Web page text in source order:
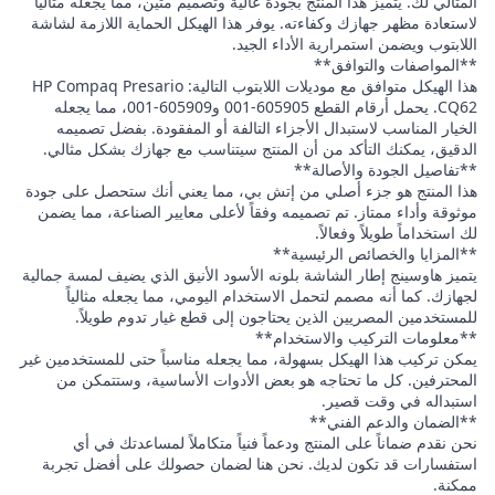
لاستعادة مظهر جهازك وكفاءته. يوفر هذا الهيكل الحماية اللازمة لشاشة
اللابتوب ويضمن استمرارية الأداء الجيد.
**المواصفات والتوافق**
هذا الهيكل متوافق مع موديلات اللابتوب التالية: HP Compaq Presario
CQ62. يحمل أرقام القطع 605905-001 و605909-001، مما يجعله
الخيار المناسب لاستبدال الأجزاء التالفة أو المفقودة. بفضل تصميمه
الدقيق، يمكنك التأكد من أن المنتج سيتناسب مع جهازك بشكل مثالي.
**تفاصيل الجودة والأصالة**
هذا المنتج هو جزء أصلي من إتش بي، مما يعني أنك ستحصل على جودة
موثوقة وأداء ممتاز. تم تصميمه وفقاً لأعلى معايير الصناعة، مما يضمن
لك استخداماً طويلاً وفعالاً.
**المزايا والخصائص الرئيسية**
يتميز هاوسينج إطار الشاشة بلونه الأسود الأنيق الذي يضيف لمسة جمالية
لجهازك. كما أنه مصمم لتحمل الاستخدام اليومي، مما يجعله مثالياً
للمستخدمين المصريين الذين يحتاجون إلى قطع غيار تدوم طويلاً.
**معلومات التركيب والاستخدام**
يمكن تركيب هذا الهيكل بسهولة، مما يجعله مناسباً حتى للمستخدمين غير
المحترفين. كل ما تحتاجه هو بعض الأدوات الأساسية، وستتمكن من
استبداله في وقت قصير.
**الضمان والدعم الفني**
نحن نقدم ضماناً على المنتج ودعماً فنياً متكاملاً لمساعدتك في أي
استفسارات قد تكون لديك. نحن هنا لضمان حصولك على أفضل تجربة
ممكنة.